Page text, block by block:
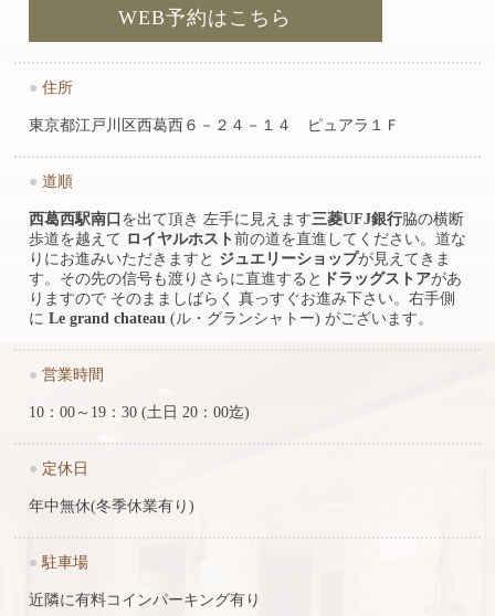
WEB予約はこちら
● 住所
東京都江戸川区西葛西６－２４－１４ ピュアラ１Ｆ
● 道順
西葛西駅南口 を出て頂き 左手に見えます三菱UFJ銀行脇の横断
歩道を越えて ロイヤルホスト前の道を直進してください。道な
りにお進みいただきますと ジュエリーショップが見えてきま
す。その先の信号も渡りさらに直進すると ドラッグストアがあ
りますので そのまましばらく 真っすぐお進み下さい。右手側
に Le grand chateau (ル・グランシャトー) がございます。
● 営業時間
10：00～19：30 (土日 20：00迄)
● 定休日
年中無休(冬季休業有り)
● 駐車場
近隣に有料コインパーキング有り